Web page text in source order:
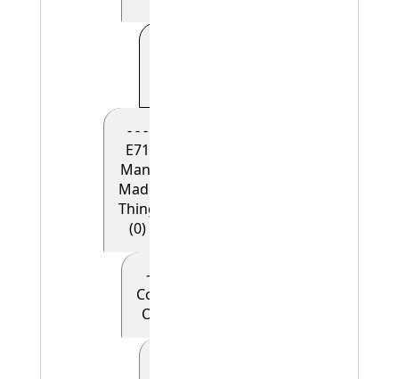
- - -
E71
Man-
Made
Thing
(0)
- - - - E28
Conceptual
Object (0)